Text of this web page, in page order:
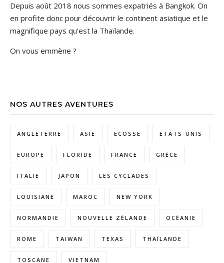
Depuis août 2018 nous sommes expatriés à Bangkok. On
en profite donc pour découvrir le continent asiatique et le
magnifique pays qu’est la Thaïlande.
On vous emmène ?
NOS AUTRES AVENTURES
ANGLETERRE ASIE ECOSSE ETATS-UNIS
EUROPE FLORIDE FRANCE GRÈCE
ITALIE JAPON LES CYCLADES
LOUISIANE MAROC NEW YORK
NORMANDIE NOUVELLE ZÉLANDE OCÉANIE
ROME TAIWAN TEXAS THAÏLANDE
TOSCANE VIETNAM